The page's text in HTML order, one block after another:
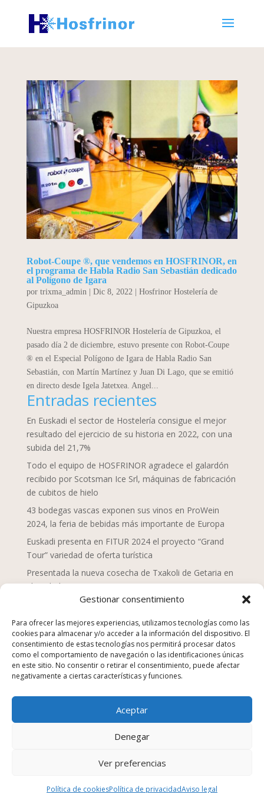
Gestionar consentimiento
Para ofrecer las mejores experiencias, utilizamos tecnologías como las
cookies para almacenar y/o acceder a la información del dispositivo. El
consentimiento de estas tecnologías nos permitirá procesar datos
como el comportamiento de navegación o las identificaciones únicas
en este sitio. No consentir o retirar el consentimiento, puede afectar
negativamente a ciertas características y funciones.
Aceptar
Denegar
Ver preferencias
Política de cookiesPolítica de privacidadAviso legal
Robot-Coupe ®, que vendemos en HOSFRINOR, en
el programa de Habla Radio San Sebastián dedicado
al Polígono de Igara
por trixma_admin Dic 8, 2022
Hosfrinor Hostelería de
Gipuzkoa
Nuestra empresa HOSFRINOR Hostelería de Gipuzkoa, el
pasado día 2 de diciembre, estuvo presente con Robot-Coupe
® en el Especial Polígono de Igara de Habla Radio San
Sebastián, con Martín Martínez y Juan Di Lago, que se emitió
en directo desde Igela Jatetxea. Angel...
Entradas recientes
En Euskadi el sector de Hostelería consigue el mejor
resultado del ejercicio de su historia en 2022, con una
subida del 21,7%
Todo el equipo de HOSFRINOR agradece el galardón
recibido por Scotsman Ice Srl, máquinas de fabricación
de cubitos de hielo
43 bodegas vascas exponen sus vinos en ProWein
2024, la feria de bebidas más importante de Europa
Euskadi presenta en FITUR 2024 el proyecto “Grand
Tour” variedad de oferta turística
Presentada la nueva cosecha de Txakoli de Getaria en
el Txakolin Eguna 2024
Doce chefs de Mahaia despliegan una nueva mirada
sobre la gastronomía vasca
San Sebastián Gastronomika Euskadi Basque Country
2023, campaña “La comida no se tira”
Los establecimientos de hostelería suponen el 25% de
los equipamientos y servicios en Euskadi en 2022
Euskadi Gastronomika, turismo gastronómico
sostenible, nuevo sitio web
Diseñado por Trixma